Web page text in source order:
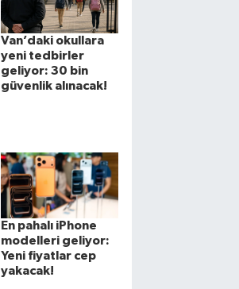
Van’daki okullara
yeni tedbirler
geliyor: 30 bin
güvenlik alınacak!
En pahalı iPhone
modelleri geliyor:
Yeni fiyatlar cep
yakacak!